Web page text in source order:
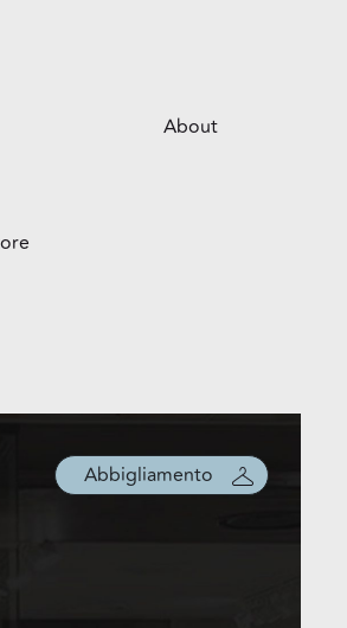
About
Abbigliamento